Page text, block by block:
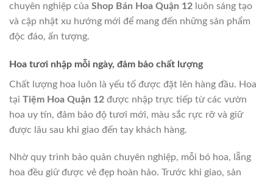
chuyên nghiệp của Shop Bán Hoa Quận 12 luôn sáng tạo
và cập nhật xu hướng mới để mang đến những sản phẩm
độc đáo, ấn tượng.
Hoa tươi nhập mỗi ngày, đảm bảo chất lượng
Chất lượng hoa luôn là yếu tố được đặt lên hàng đầu. Hoa
tại Tiệm Hoa Quận 12 được nhập trực tiếp từ các vườn
hoa uy tín, đảm bảo độ tươi mới, màu sắc rực rỡ và giữ
được lâu sau khi giao đến tay khách hàng.
Nhờ quy trình bảo quản chuyên nghiệp, mỗi bó hoa, lẵng
hoa đều giữ được vẻ đẹp hoàn hảo. Trước khi giao, sản